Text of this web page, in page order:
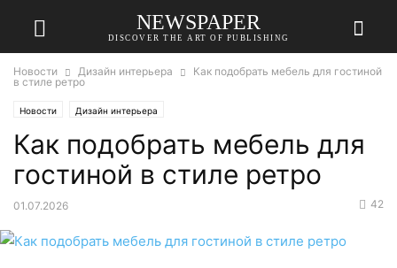
NEWSPAPER
DISCOVER THE ART OF PUBLISHING
Новости Дизайн интерьера
Как подобрать мебель для гостиной
в стиле ретро
Новости Дизайн интерьера
Как подобрать мебель для
гостиной в стиле ретро
01.07.2026 42